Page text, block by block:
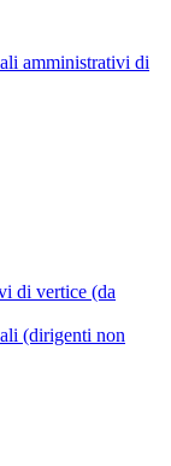
amministrativi di
di vertice (da
(dirigenti non